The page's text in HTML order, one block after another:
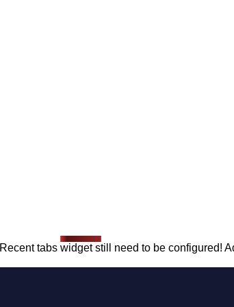
Recent tabs widget still need to be configured!